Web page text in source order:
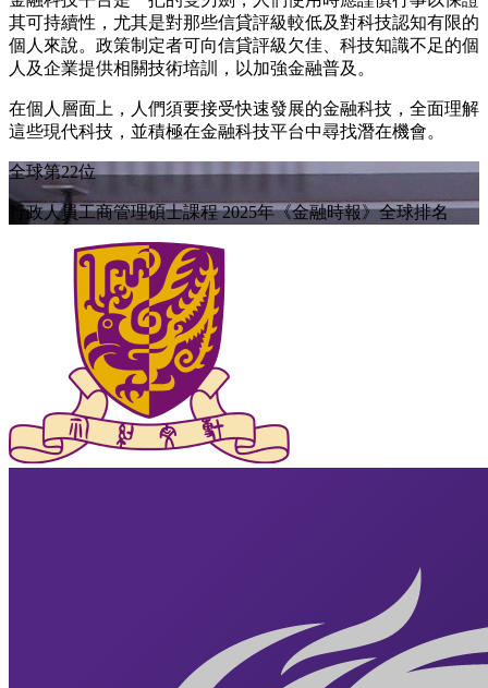
其可持續性，尤其是對那些信貸評級較低及對科技認知有限的
個人來說。政策制定者可向信貸評級欠佳、科技知識不足的個
人及企業提供相關技術培訓，以加強金融普及。
在個人層面上，人們須要接受快速發展的金融科技，全面理解
這些現代科技，並積極在金融科技平台中尋找潛在機會。
全球第22位
行政人員工商管理碩士課程 2025年《金融時報》全球排名